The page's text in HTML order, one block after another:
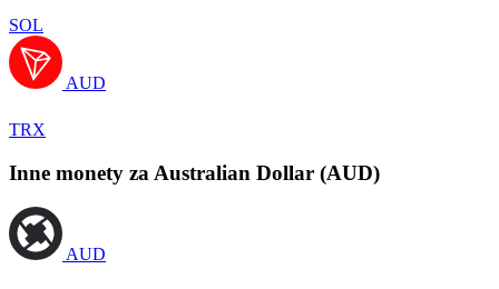
SOL
AUD
TRX
Inne monety za Australian Dollar (AUD)
AUD